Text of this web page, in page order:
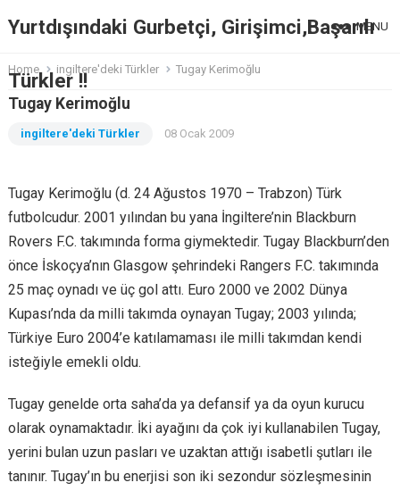
Yurtdışındaki Gurbetçi, Girişimci,Başarılı
Türkler !!
MENU
Home ingiltere'deki Türkler Tugay Kerimoğlu
Tugay Kerimoğlu
ingiltere'deki Türkler 08 Ocak 2009
Tugay Kerimoğlu (d. 24 Ağustos 1970 – Trabzon) Türk
futbolcudur. 2001 yılından bu yana İngiltere’nin Blackburn
Rovers F.C. takımında forma giymektedir. Tugay Blackburn’den
önce İskoçya’nın Glasgow şehrindeki Rangers F.C. takımında
25 maç oynadı ve üç gol attı. Euro 2000 ve 2002 Dünya
Kupası’nda da milli takımda oynayan Tugay; 2003 yılında;
Türkiye Euro 2004’e katılamaması ile milli takımdan kendi
isteğiyle emekli oldu.
Tugay genelde orta saha’da ya defansif ya da oyun kurucu
olarak oynamaktadır. İki ayağını da çok iyi kullanabilen Tugay,
yerini bulan uzun pasları ve uzaktan attığı isabetli şutları ile
tanınır. Tugay’ın bu enerjisi son iki sezondur sözleşmesinin